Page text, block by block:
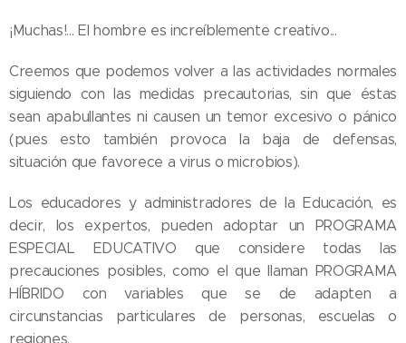
¡Muchas!... El hombre es increíblemente creativo...
Creemos que podemos volver a las actividades normales
siguiendo con las medidas precautorias, sin que éstas
sean apabullantes ni causen un temor excesivo o pánico
(pues esto también provoca la baja de defensas,
situación que favorece a virus o microbios).
Los educadores y administradores de la Educación, es
decir, los expertos, pueden adoptar un PROGRAMA
ESPECIAL EDUCATIVO que considere todas las
precauciones posibles, como el que llaman PROGRAMA
HÍBRIDO con variables que se de adapten a
circunstancias particulares de personas, escuelas o
regiones.